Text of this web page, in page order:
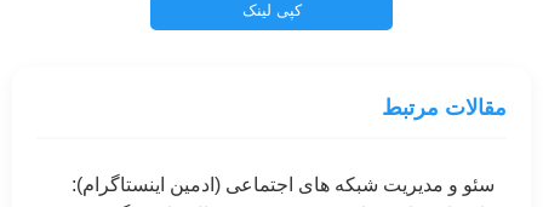
کپی لینک
مقالات مرتبط
سئو و مدیریت شبکه های اجتماعی (ادمین اینستاگرام):